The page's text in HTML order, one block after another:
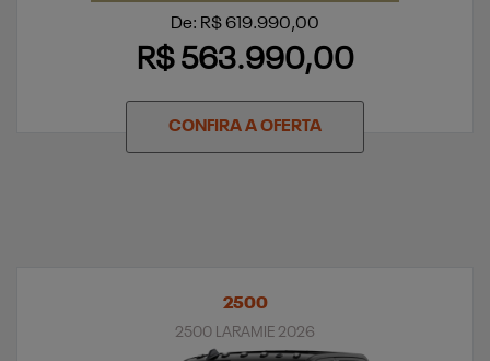
De: R$ 619.990,00
R$ 563.990,00
CONFIRA A OFERTA
2500
2500 LARAMIE 2026